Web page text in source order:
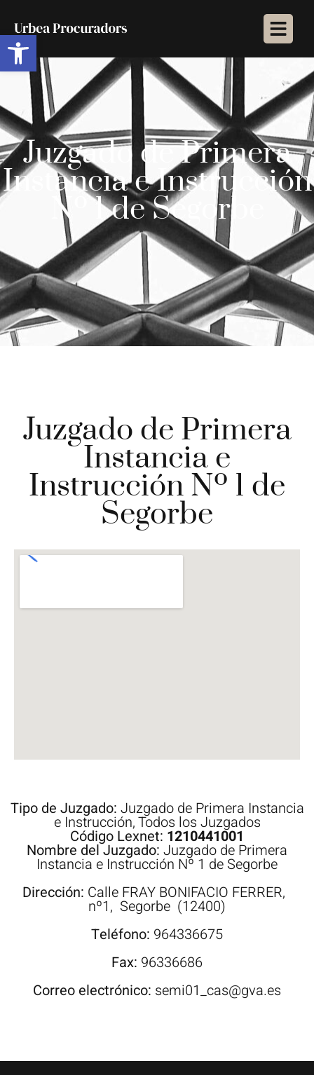
Abrir barra de herramientas
Juzgado de Primera
Instancia e Instrucción
Nº 1 de Segorbe
Juzgado de Primera
Instancia e
Instrucción Nº 1 de
Segorbe
Tipo de Juzgado: Juzgado de Primera Instancia
e Instrucción,Todos los Juzgados
Código Lexnet: 1210441001
Nombre del Juzgado: Juzgado de Primera
Instancia e Instrucción Nº 1 de Segorbe
Dirección: Calle FRAY BONIFACIO FERRER,
nº1, Segorbe (12400)
Teléfono: 964336675
Fax: 96336686
Correo electrónico: semi01_cas@gva.es